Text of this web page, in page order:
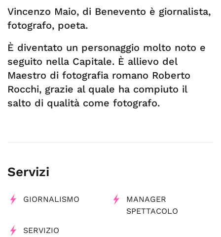
Vincenzo Maio, di Benevento è giornalista,
fotografo, poeta.
È diventato un personaggio molto noto e
seguito nella Capitale. È allievo del
Maestro di fotografia romano Roberto
Rocchi, grazie al quale ha compiuto il
salto di qualità come fotografo.
Servizi
GIORNALISMO
MANAGER
SPETTACOLO
SERVIZIO